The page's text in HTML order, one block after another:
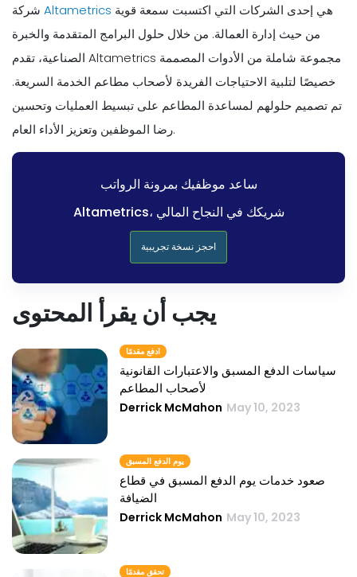
Altametrics
من حيث إدارة العمالة. من خلال حلول البرامج المتقدمة والخبرة
الصناعية، تقدم Altametrics مجموعة شاملة من الأدوات المصممة
خصيصًا لتلبية الاحتياجات الفريدة لأصحاب مطاعم الخدمة السريعة.
تم تصميم حلولهم لمساعدة المطاعم على تبسيط العمليات وتحسين
رضا الموظفين وتعزيز الأداء العام.
ساعد موظفيك بمرونة الرواتب
Altametrics، شريكك في النجاح المالي
احجز نسخة تجريبية
يجب أن يقرأ المحتوى
ادفع مقدمًا
سياسات الدفع المسبق والاعتبارات القانونية
لأصحاب المطاعم
Derrick McMahon May 10, 2023
يوم الدفع المسبق
صعود خدمات يوم الدفع المسبق في قطاع
الضيافة
Derrick McMahon May 10, 2023
تحقق مقدمًا